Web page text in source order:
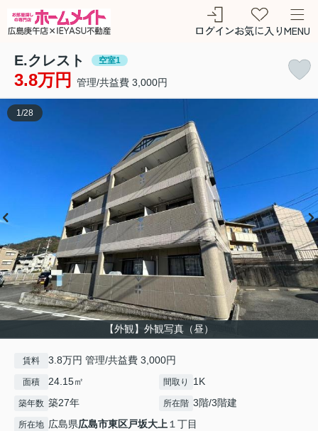
ログインお気に入りMENU
E.クレスト 空室1
3.8万円 管理/共益費 3,000円
【外観】外観写真（昼）
1 /28
賃料 3.8万円 管理/共益費 3,000円
面積 24.15㎡ 間取り 1K
築年数 築27年 所在階 3階/3階建
所在地 広島県広島市東区戸坂大上 １丁目